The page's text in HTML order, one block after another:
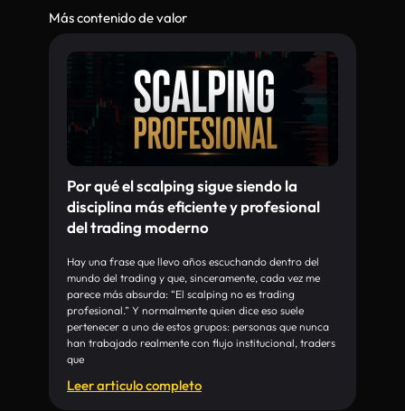
Más contenido de valor
Por qué el scalping sigue siendo la
disciplina más eficiente y profesional
del trading moderno
Hay una frase que llevo años escuchando dentro del
mundo del trading y que, sinceramente, cada vez me
parece más absurda: “El scalping no es trading
profesional.” Y normalmente quien dice eso suele
pertenecer a uno de estos grupos: personas que nunca
han trabajado realmente con flujo institucional, traders
que
Leer articulo completo